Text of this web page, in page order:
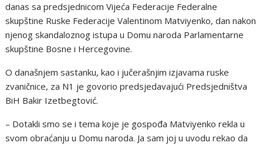
danas sa predsjednicom Vijeća Federacije Federalne
skupštine Ruske Federacije Valentinom Matviyenko, dan nakon
njenog skandaloznog istupa u Domu naroda Parlamentarne
skupštine Bosne i Hercegovine.
O današnjem sastanku, kao i jučerašnjim izjavama ruske
zvaničnice, za N1 je govorio predsjedavajući Predsjedništva
BiH Bakir Izetbegtović.
– Dotakli smo se i tema koje je gospođa Matviyenko rekla u
svom obraćanju u Domu naroda. Ja sam joj u uvodu rekao da